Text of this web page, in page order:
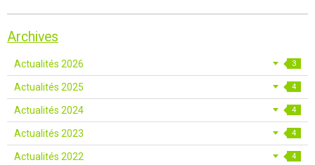
Archives
Actualités 2026 3
Actualités 2025 4
Actualités 2024 4
Actualités 2023 4
Actualités 2022 4